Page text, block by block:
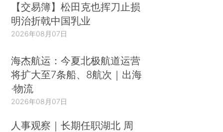
【交易簿】松田克也挥刀止损
明治折戟中国乳业
2026年08月07日
海杰航运：今夏北极航道运营
将扩大至7条船、8航次｜出海
·物流
2026年08月07日
人事观察｜长期任职湖北 周